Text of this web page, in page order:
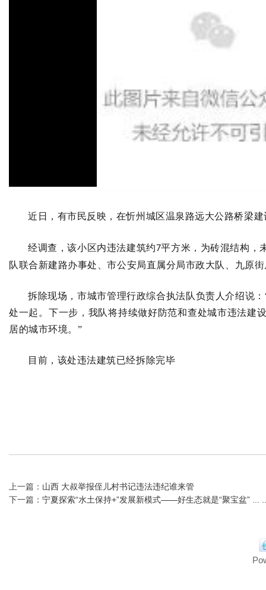
近日，有市民反映，在忻州城区温泉路远大公路桥梁
经调查，该小区内违法建筑约7平方米，为砖混结构，
队联合新建路办事处、市公安局直属分局市政大队、九原
拆除现场，市城市管理行政综合执法队负责人介绍说
处一起。下一步，我队将持续做好防范和查处城市违法建
居的城市环境。”
目前，该处违法建筑已经拆除完毕
上一篇： 山西 大叔举报侄儿村书记违法违纪谁来管
下一篇： 宁夏探索“水土保持+”发展新模式——好生态就是“聚宝盆” ...